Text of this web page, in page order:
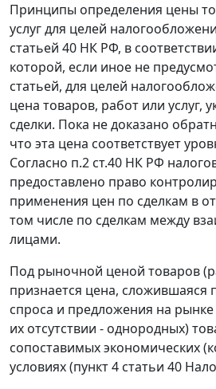
Принципы определения цены
услуг для целей
статьей 40 НК РФ, в
которой, если иное не
статьей, для целей
цена товаров, работ или услуг,
сделки. Пока не доказано
что эта цена соответствует
Согласно п.2 ст.40 НК РФ
предоставлено право
применения цен по сделкам в
том числе по сделкам между
лицами.
Под рыночной ценой товаров
признается цена, сложившаяся
спроса и предложения на
их отсутствии - однородных)
сопоставимых экономических
условиях (пункт 4 статьи 40